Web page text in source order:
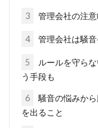
3 管理会社の注
4 管理会社は騒
5
ルールを守ら
う手段も
6
騒音の悩みか
を出ること